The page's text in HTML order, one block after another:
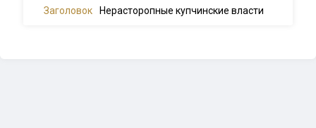
Нерасторопные купчинские власти